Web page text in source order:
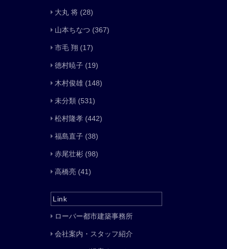
大丸 将 (28)
山本ちなつ (367)
市毛 翔 (17)
徳村暁子 (19)
木村俊雄 (148)
未分類 (531)
松村隆孝 (442)
福島直子 (38)
赤尾壮彬 (98)
高橋亮 (41)
Link
ローバー都市建築事務所
会社案内・スタッフ紹介